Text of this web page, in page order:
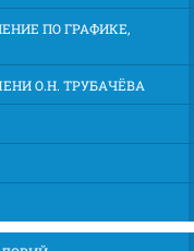
ПО ГРАФИКЕ,
О.Н. ТРУБАЧЁВА